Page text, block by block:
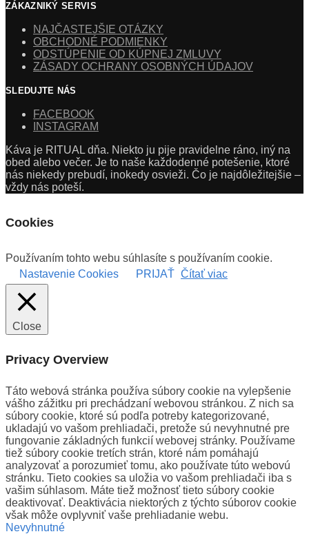
ZÁKAZNIKÝ SERVIS
NAJČASTEJŠIE OTÁZKY
OBCHODNÉ PODMIENKY
ODSTÚPENIE OD KÚPNEJ ZMLUVY
ZÁSADY OCHRANY OSOBNÝCH ÚDAJOV
SLEDUJTE NÁS
FACEBOOK
INSTAGRAM
Káva je RITUAL dňa. Niekto ju pije pravidelne ráno, iný na
obed alebo večer. Je to naše každodenné potešenie, ktoré
nás niekedy prebudí, inokedy osvieži. Čo je najdôležitejšie –
vždy nás poteší.
Cookies
Používaním tohto webu súhlasíte s používaním cookie.
Nastavenie Cookies
PRIJAŤ Čítať viac
Close
Privacy Overview
Táto webová stránka používa súbory cookie na vylepšenie
vášho zážitku pri prechádzaní webovou stránkou. Z nich sa
súbory cookie, ktoré sú podľa potreby kategorizované,
ukladajú vo vašom prehliadači, pretože sú nevyhnutné pre
fungovanie základných funkcií webovej stránky. Používame
tiež súbory cookie tretích strán, ktoré nám pomáhajú
analyzovať a porozumieť tomu, ako používate túto webovú
stránku. Tieto cookies sa uložia vo vašom prehliadači iba s
vašim súhlasom. Máte tiež možnosť tieto súbory cookie
deaktivovať. Deaktivácia niektorých z týchto súborov cookie
však môže ovplyvniť vaše prehliadanie webu.
Nevyhnutné